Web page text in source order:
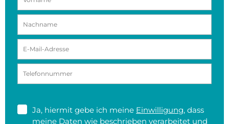
Ja, hiermit gebe ich meine Einwilligung, dass
meine Daten wie beschrieben verarbeitet und